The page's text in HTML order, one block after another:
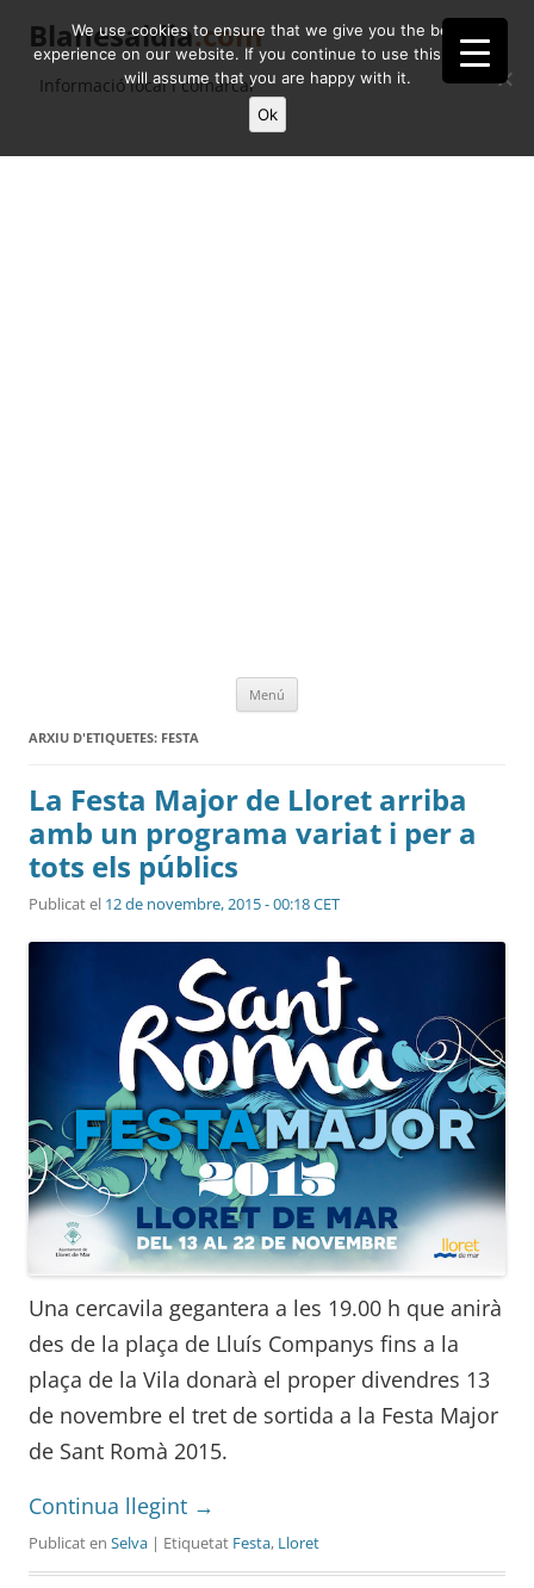
Blanesaldia.com
Informació local i comarcal
Menú
ARXIU D'ETIQUETES: FESTA
La Festa Major de Lloret arriba
amb un programa variat i per a
tots els públics
Publicat el 12 de novembre, 2015 - 00:18 CET
Una cercavila gegantera a les 19.00 h que anirà
des de la plaça de Lluís Companys fins a la
plaça de la Vila donarà el proper divendres 13
de novembre el tret de sortida a la Festa Major
de Sant Romà 2015.
Continua llegint →
Publicat en Selva | Etiquetat Festa, Lloret
We use cookies to ensure that we give you the best
experience on our website. If you continue to use this site we
will assume that you are happy with it.
Ok